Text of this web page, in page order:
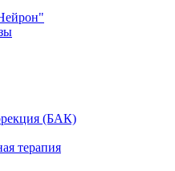
(БАК)
терапия